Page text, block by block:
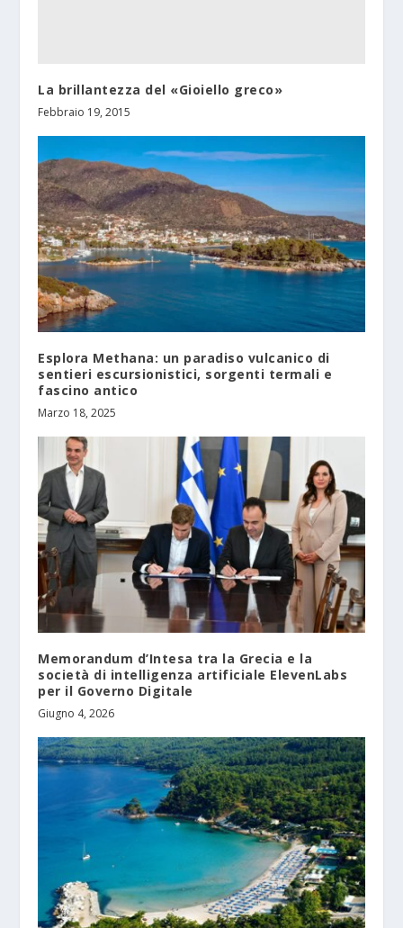
La brillantezza del «Gioiello greco»
Febbraio 19, 2015
Esplora Methana: un paradiso vulcanico di
sentieri escursionistici, sorgenti termali e
fascino antico
Marzo 18, 2025
Memorandum d’Intesa tra la Grecia e la
società di intelligenza artificiale ElevenLabs
per il Governo Digitale
Giugno 4, 2026